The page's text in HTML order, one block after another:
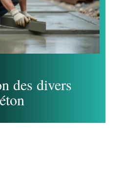
des divers